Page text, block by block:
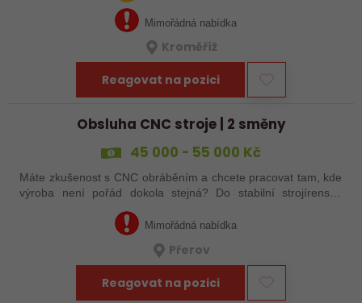
Mimořádná nabídka
Kroměříž
Reagovat na pozici
Obsluha CNC stroje | 2 směny
45 000 - 55 000 Kč
Máte zkušenost s CNC obráběním a chcete pracovat tam, kde
výroba není pořád dokola stejná? Do stabilní strojírenské
zakázkovou výrobu. Čeká Vás…Mimořádná nabídka
Přerov
Reagovat na pozici